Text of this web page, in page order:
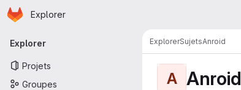
Passer au contenu principal
Page d'accueil
Explorer
Navigation principale
Explorer
Projets
Groupes
ExplorerSujetsAnroid
A Anroid